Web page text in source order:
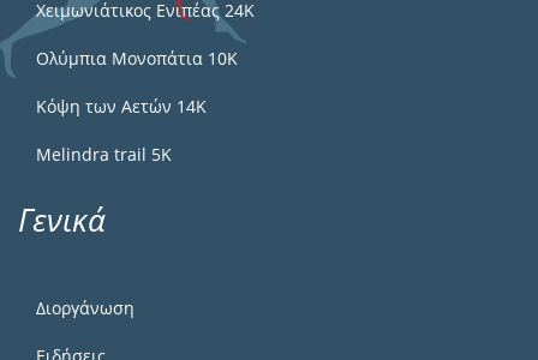
Χειμωνιάτικος Ενιπέας 24Κ
Ολύμπια Μονοπάτια 10Κ
Κόψη των Αετών 14Κ
Melindra trail 5Κ
Γενικά
Διοργάνωση